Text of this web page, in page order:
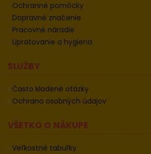
Ochranné pomôcky
Dopravné značenie
Pracovné náradie
Upratovanie a hygiena
SLUŽBY
Často kladené otázky
Ochrana osobných údajov
VŠETKO O NÁKUPE
Veľkostné tabuľky